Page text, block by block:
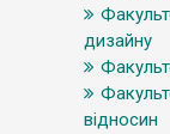
дизайну
відносин